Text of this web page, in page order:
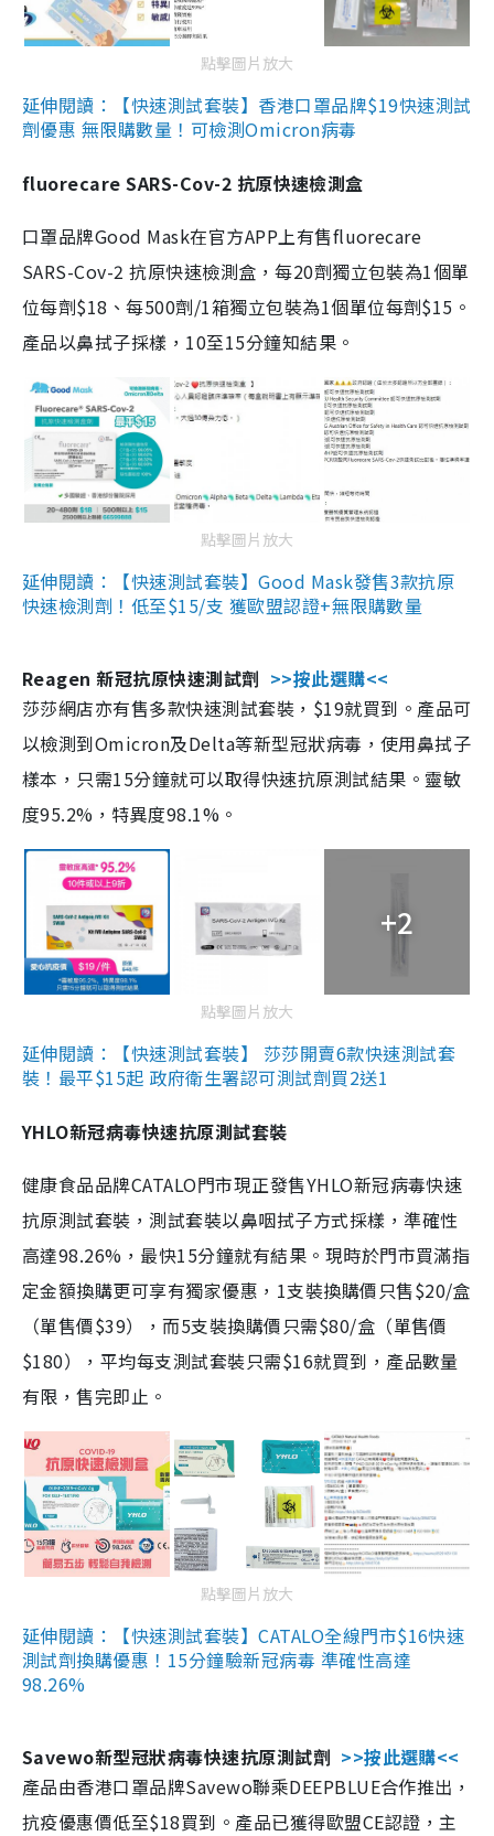
點擊圖片放大
延伸閱讀：【快速測試套裝】香港口罩品牌$19快速測試
劑優惠 無限購數量！可檢測Omicron病毒
fluorecare SARS-Cov-2 抗原快速檢測盒
口罩品牌Good Mask在官方APP上有售fluorecare
SARS-Cov-2 抗原快速檢測盒，每20劑獨立包裝為1個單
位每劑$18、每500劑/1箱獨立包裝為1個單位每劑$15。
產品以鼻拭子採樣，10至15分鐘知結果。
點擊圖片放大
延伸閱讀：【快速測試套裝】Good Mask發售3款抗原
快速檢測劑！低至$15/支 獲歐盟認證+無限購數量
Reagen 新冠抗原快速測試劑 >>按此選購<<
莎莎網店亦有售多款快速測試套裝，$19就買到。產品可
以檢測到Omicron及Delta等新型冠狀病毒，使用鼻拭子
樣本，只需15分鐘就可以取得快速抗原測試結果。靈敏
度95.2%，特異度98.1%。
+2
點擊圖片放大
延伸閱讀：【快速測試套裝】 莎莎開賣6款快速測試套
裝！最平$15起 政府衛生署認可測試劑買2送1
YHLO新冠病毒快速抗原測試套裝
健康食品品牌CATALO門市現正發售YHLO新冠病毒快速
抗原測試套裝，測試套裝以鼻咽拭子方式採樣，準確性
高達98.26%，最快15分鐘就有結果。現時於門市買滿指
定金額換購更可享有獨家優惠，1支裝換購價只售$20/盒
（單售價$39），而5支裝換購價只需$80/盒（單售價
$180），平均每支測試套裝只需$16就買到，產品數量
有限，售完即止。
點擊圖片放大
延伸閱讀：【快速測試套裝】CATALO全線門市$16快速
測試劑換購優惠！15分鐘驗新冠病毒 準確性高達
98.26%
Savewo新型冠狀病毒快速抗原測試劑 >>按此選購<<
產品由香港口罩品牌Savewo聯乘DEEPBLUE合作推出，
抗疫優惠價低至$18買到。產品已獲得歐盟CE認證，主